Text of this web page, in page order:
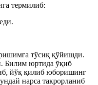
термилиб:
тўсиқ қўйишди.
Билим юртида ўқиб
йўқ қилиб юборишинг
нарса такрорланиб